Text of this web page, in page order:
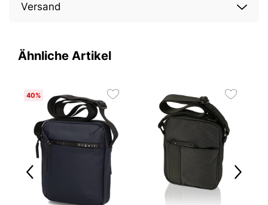
Versand
Ähnliche Artikel
40%